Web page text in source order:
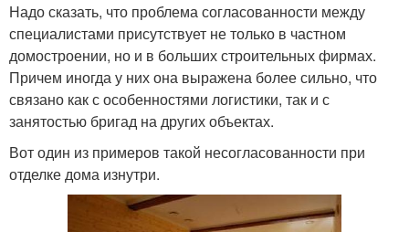
Надо сказать, что проблема согласованности между
специалистами присутствует не только в частном
домостроении, но и в больших строительных фирмах.
Причем иногда у них она выражена более сильно, что
связано как с особенностями логистики, так и с
занятостью бригад на других объектах.
Вот один из примеров такой несогласованности при
отделке дома изнутри.